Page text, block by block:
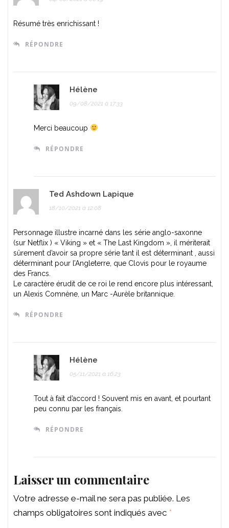
v
g
a
Résumé très enrichissant !
RÉPONDRE
Hélène
09/08/2021 à 17:33
Merci beaucoup
RÉPONDRE
Ted Ashdown Lapique
18/10/2021 à 12:08
Personnage illustre incarné dans les série anglo-saxonne
(sur Netflix ) « Viking » et « The Last Kingdom », il mériterait
sûrement d’avoir sa propre série tant il est déterminant , aussi
déterminant pour l’Angleterre, que Clovis pour le royaume
des Francs.
Le caractère érudit de ce roi le rend encore plus intéressant,
un Alexis Comnène, un Marc -Aurèle britannique.
RÉPONDRE
Hélène
05/11/2021 à 16:23
Tout à fait d’accord ! Souvent mis en avant, et pourtant
peu connu par les français.
RÉPONDRE
Laisser un commentaire
Votre adresse e-mail ne sera pas publiée. Les
champs obligatoires sont indiqués avec *